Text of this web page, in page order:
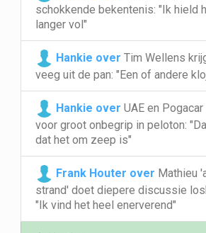
schokkende bekentenis: "Ik hield
langer vol"
Hankie over Tim Wellens
veeg uit de pan: "Een of andere
Hankie over UAE en
voor groot onbegrip in peloton:
dat het om zeep is"
Frank Houter over Mathieu
strand' doet diepere discussie
"Ik vind het heel enerverend"